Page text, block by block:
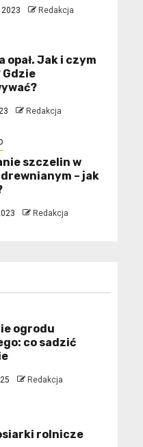
Redakcja
opał. Jak i czym
Gdzie
Redakcja
szczelin w
– jak
Redakcja
ogrodu
co sadzić
Redakcja
rolnicze